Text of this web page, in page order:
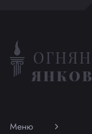
ОГНЯН
ЯНКОВ
Меню